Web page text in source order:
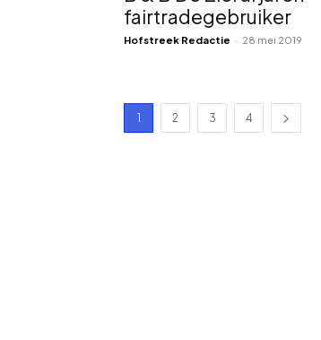
fairtradegebruiker
Hofstreek Redactie - 28 mei 2019
1 2 3 4